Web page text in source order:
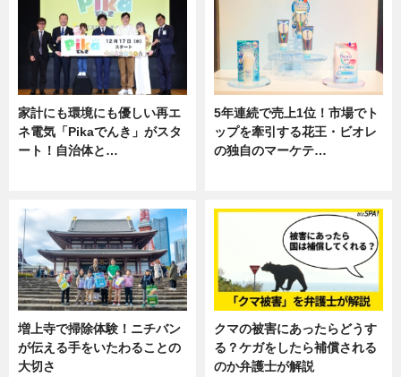
家計にも環境にも優しい再エ
ネ電気「Pikaでんき」がスタ
ート！自治体と…
5年連続で売上1位！市場でト
ップを牽引する花王・ビオレ
の独自のマーケテ…
増上寺で掃除体験！ニチバン
が伝える手をいたわることの
大切さ
クマの被害にあったらどうす
る？ケガをしたら補償される
のか弁護士が解説